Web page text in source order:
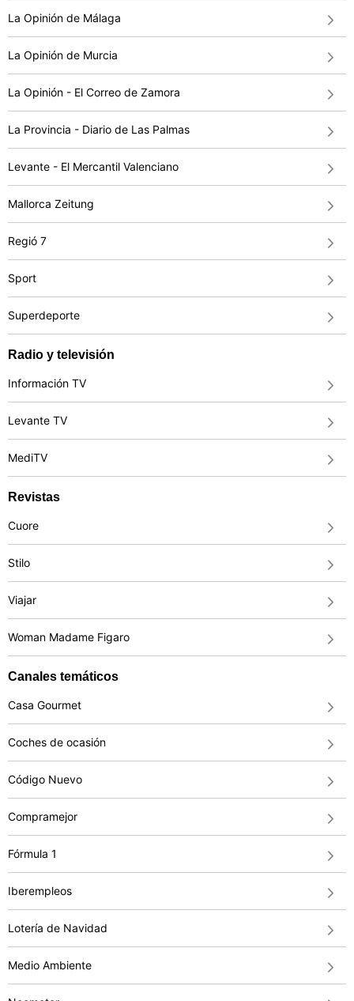
La Opinión de Málaga
La Opinión de Murcia
La Opinión - El Correo de Zamora
La Provincia - Diario de Las Palmas
Levante - El Mercantil Valenciano
Mallorca Zeitung
Regió 7
Sport
Superdeporte
Radio y televisión
Información TV
Levante TV
MediTV
Revistas
Cuore
Stilo
Viajar
Woman Madame Figaro
Canales temáticos
Casa Gourmet
Coches de ocasión
Código Nuevo
Compramejor
Fórmula 1
Iberempleos
Lotería de Navidad
Medio Ambiente